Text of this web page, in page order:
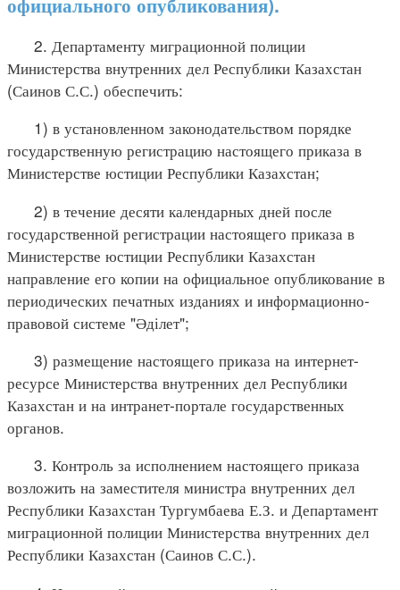
2. Департаменту миграционной полиции
Министерства внутренних дел Республики Казахстан
(Саинов С.С.) обеспечить:
1) в установленном законодательством порядке
государственную регистрацию настоящего приказа в
Министерстве юстиции Республики Казахстан;
2) в течение десяти календарных дней после
государственной регистрации настоящего приказа в
Министерстве юстиции Республики Казахстан
направление его копии на официальное опубликование в
периодических печатных изданиях и информационно-
правовой системе "Әділет";
3) размещение настоящего приказа на интернет-
ресурсе Министерства внутренних дел Республики
Казахстан и на интранет-портале государственных
органов.
3. Контроль за исполнением настоящего приказа
возложить на заместителя министра внутренних дел
Республики Казахстан Тургумбаева Е.З. и Департамент
миграционной полиции Министерства внутренних дел
Республики Казахстан (Саинов С.С.).